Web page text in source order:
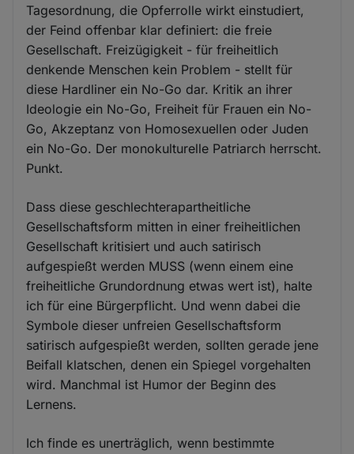
Tagesordnung, die Opferrolle wirkt einstudiert,
der Feind offenbar klar definiert: die freie
Gesellschaft. Freizügigkeit - für freiheitlich
denkende Menschen kein Problem - stellt für
diese Hardliner ein No-Go dar. Kritik an ihrer
Ideologie ein No-Go, Freiheit für Frauen ein No-
Go, Akzeptanz von Homosexuellen oder Juden
ein No-Go. Der monokulturelle Patriarch herrscht.
Punkt.
Dass diese geschlechterapartheitliche
Gesellschaftsform mitten in einer freiheitlichen
Gesellschaft kritisiert und auch satirisch
aufgespießt werden MUSS (wenn einem eine
freiheitliche Grundordnung etwas wert ist), halte
ich für eine Bürgerpflicht. Und wenn dabei die
Symbole dieser unfreien Gesellschaftsform
satirisch aufgespießt werden, sollten gerade jene
Beifall klatschen, denen ein Spiegel vorgehalten
wird. Manchmal ist Humor der Beginn des
Lernens.
Ich finde es unerträglich, wenn bestimmte